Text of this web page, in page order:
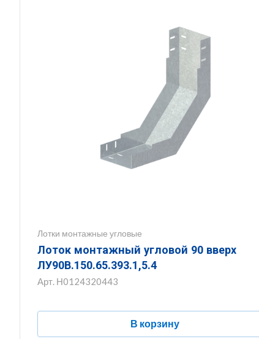
Лотки монтажные угловые
Лоток монтажный угловой 90 вверх
ЛУ90В.150.65.393.1,5.4
Арт. Н0124320443
В корзину